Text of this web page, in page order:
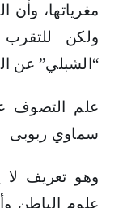
مغرياتها، وأن
ولكن
“الشبلي” عن
علم
سماوي ربوبى
وهو تعريف لا
علوم الباطن